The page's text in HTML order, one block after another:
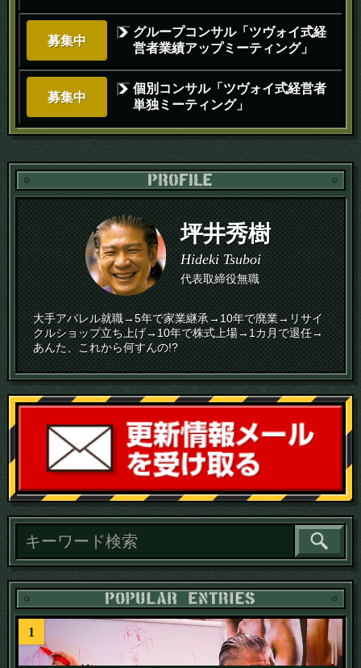
募集中
グループコンサル「ツヴォイ式経
営者業績アップミーティング」
募集中
個別コンサル「ツヴォイ式経営者
単独ミーティング」
坪井秀樹
Hideki Tsuboi
代表取締役無職
大手アパレル就職→5年で家業継承→10年で廃業→リサイ
クルショップ立ち上げ→10年で株式上場→1カ月で退任→
あんた、これから何すんの!?
読
1